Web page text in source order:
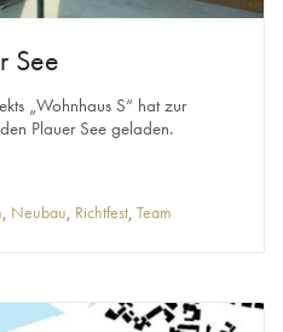
See
„Wohnhaus S“ hat zur
Plauer See geladen.
, Neubau, Richtfest, Team